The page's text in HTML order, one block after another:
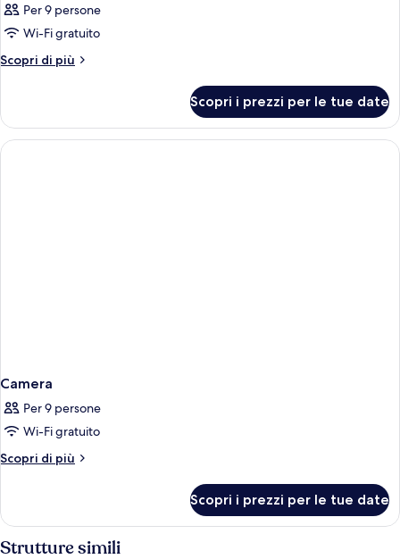
Per 9 persone
Wi-Fi gratuito
Scopri di più
Altri
Scopri i prezzi per le tue date
Camera
Per 9 persone
Wi-Fi gratuito
Scopri di più
Altri
Scopri i prezzi per le tue date
Strutture simili